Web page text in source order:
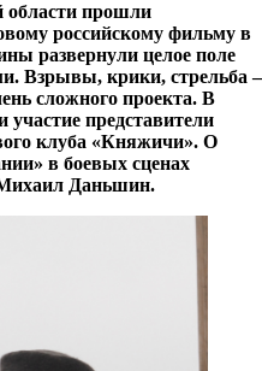
области прошли
российскому фильму в
развернули целое поле
Взрывы, крики, стрельба –
сложного проекта. В
представители
клуба «Княжичи». О
в боевых сценах
Михаил Даньшин.